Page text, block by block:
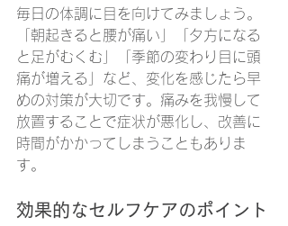
毎日の体調に目を向けてみましょう。
「朝起きると腰が痛い」「夕方になる
と足がむくむ」「季節の変わり目に頭
痛が増える」など、変化を感じたら早
めの対策が大切です。痛みを我慢して
放置することで症状が悪化し、改善に
時間がかかってしまうこともありま
す。
効果的なセルフケアのポイント